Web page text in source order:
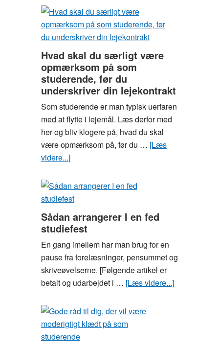
af
kedelig
mad
SU?
Sådan
laver
du
lækker,
billig
luksus-
mad
Hvad skal du særligt være
opmærksom på som
studerende, før du
underskriver din lejekontrakt
Som studerende er man typisk uerfaren
med at flytte i lejemål. Læs derfor med
her og bliv klogere på, hvad du skal
være opmærksom på, før du … [Læs
videre...]om
skal
du
være
opmærksom
på
som
studerende,
før
underskriver
din
lejekontrakt
Sådan arrangerer I en fed
studiefest
En gang imellem har man brug for en
pause fra forelæsninger, pensummet og
skriveøvelserne. [Følgende artikel er
betalt og udarbejdet i … [Læs videre...]om